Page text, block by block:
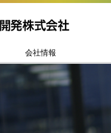
会社情報